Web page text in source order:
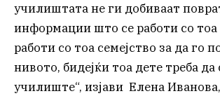
училиштата не ги добиваат
информации што се работи со тоа
работи со тоа семејство за да го
нивото, бидејќи тоа дете треба да
училиште“, изјави Елена